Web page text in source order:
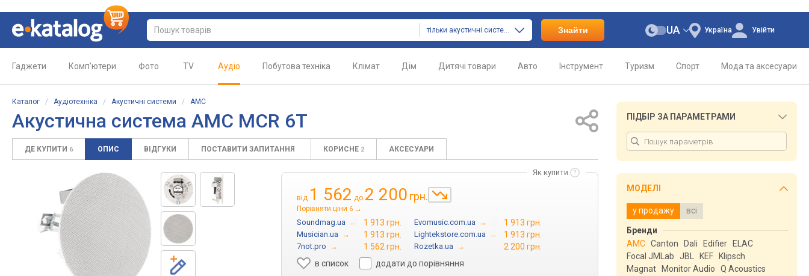
тільки акустичні системи Знайти Україна
UA Увійти
Гаджети Комп'ютери Фото TV Аудіо Побутова техніка Клімат Дім Дитячі товари Авто Інструмент Туризм Спорт Мода та аксесуари
Каталог / Аудіотехніка / Акустичні системи / AMC
Акустична система AMC MCR 6T
ДЕ КУПИТИ 6 ОПИС ВІДГУКИ ПОСТАВИТИ ЗАПИТАННЯ КОРИСНЕ 2 АКСЕСУАРИ
Як купити
від 1 562 до 2 200 грн.
Порівняти ціни 6 →
Soundmag.ua → 1 913 грн. Evomusic.com.ua → 1 913 грн.
Musician.ua → 1 913 грн. Lightekstore.com.ua → 1 913 грн.
7not.pro → 1 562 грн. Rozetka.ua →
2 200 грн.
в список
додати до порівняння
ПІДБІР ЗА ПАРАМЕТРАМИ
МОДЕЛІ
у продажу всі
Бренди
AMC Canton Dali Edifier
ELAC
Focal JMLab
JBL KEF
Klipsch
Magnat
Monitor Audio
Q Acoustics